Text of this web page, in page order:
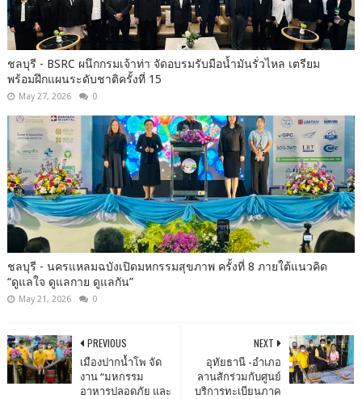
ชลบุรี - BSRC ผนึกกรมเจ้าท่า จัดอบรมรับมือน้ำมันรั่วไหล เตรียม
พร้อมฝึกแผนระดับชาติครั้งที่ 15
May 27, 2026 0
ชลบุรี - นครแหลมฉบังเปิดมหกรรมสุขภาพ ครั้งที่ 8 ภายใต้แนวคิด
“ดูแลใจ ดูแลกาย ดูแลกัน”
May 21, 2026 0
NEXT
อุทัยธานี -อำเภอ
ลานสักร่วมกับศูนย์
บริการทะเบียนภาค
PREVIOUS
เมืองปากน้ำโพ จัด
งาน “มหกรรม
อาหารปลอดภัย และ